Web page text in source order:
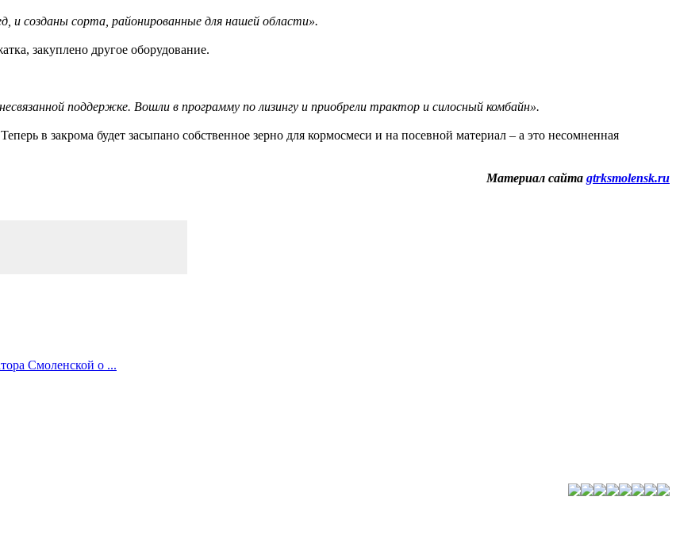
и созданы сорта, районированные для нашей области».
закуплено другое оборудование.
поддержке. Вошли в программу по лизингу и приобрели трактор и силосный комбайн».
в закрома будет засыпано собственное зерно для кормосмеси и на посевной материал – а это несомненная
Материал сайта gtrksmolensk.ru
Смоленской о ...